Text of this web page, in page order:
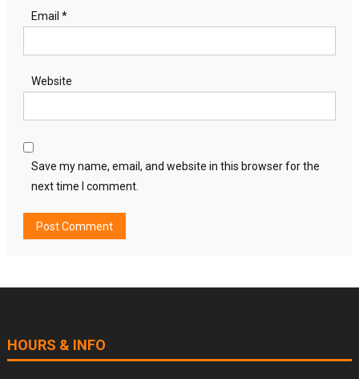
Email *
Website
Save my name, email, and website in this browser for the
next time I comment.
HOURS & INFO